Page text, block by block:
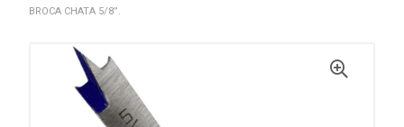
BROCA CHATA 5/8”.